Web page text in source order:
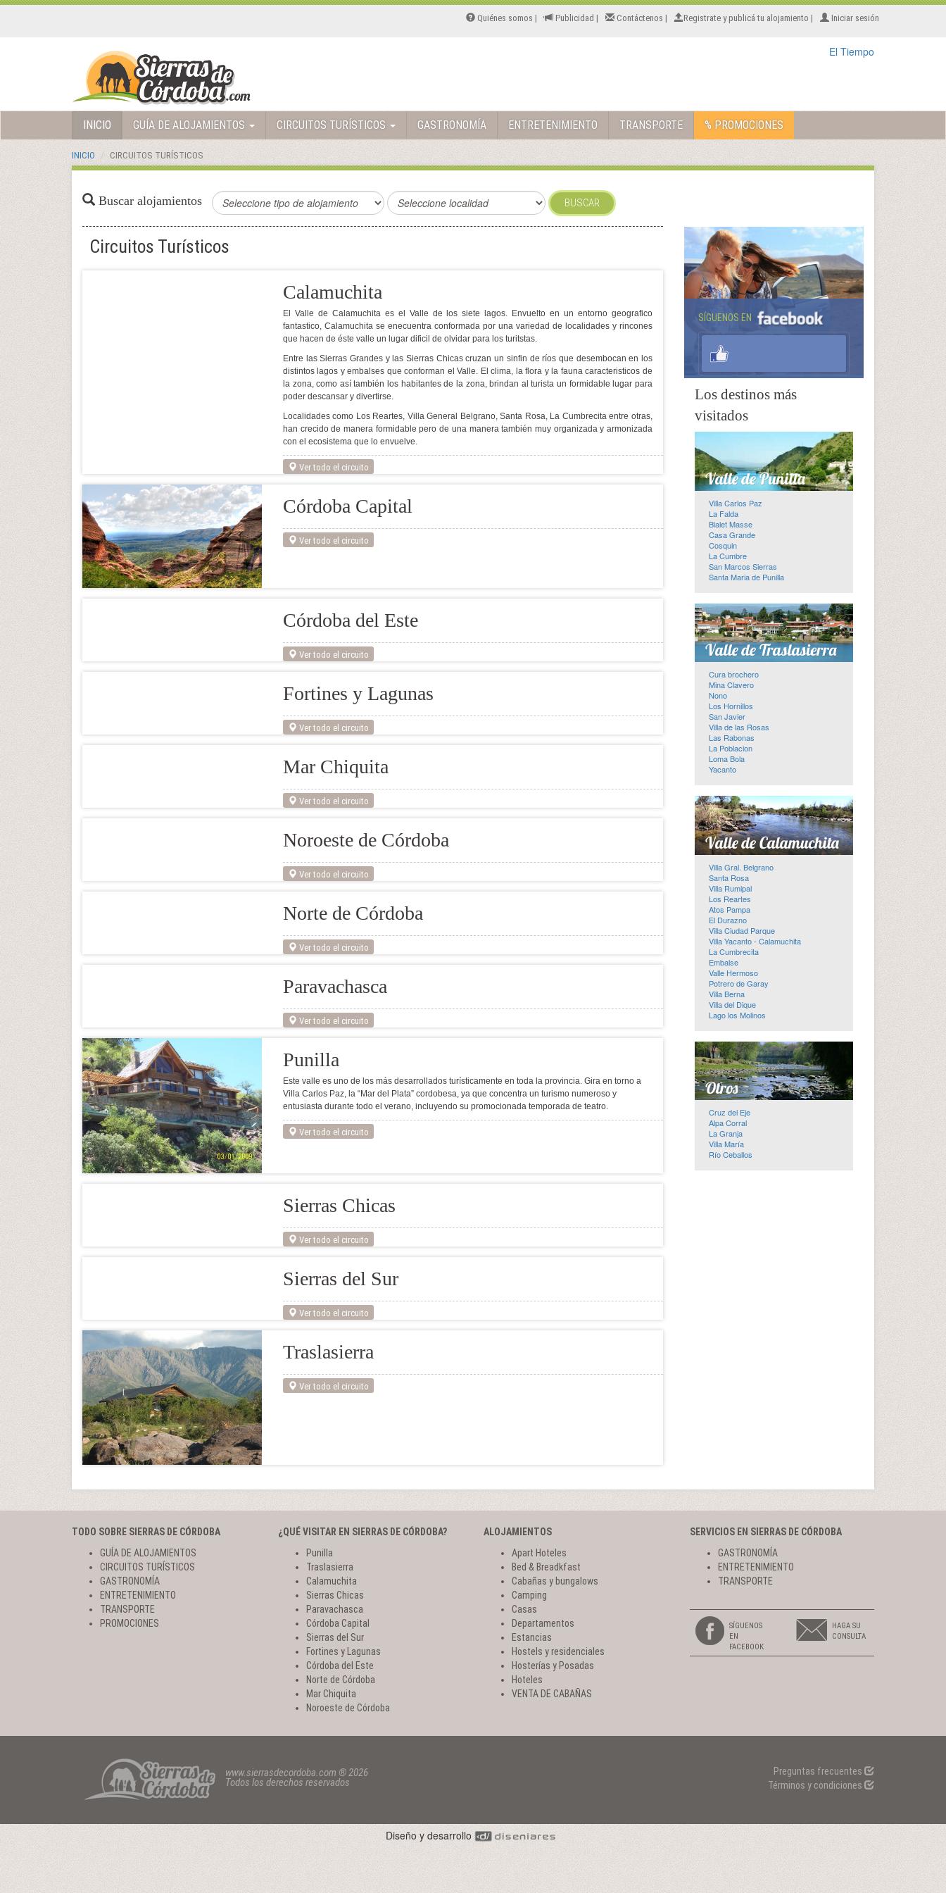
Quiénes somos | Publicidad | Contáctenos | Registrate y publicá tu alojamiento | Iniciar sesión
El Tiempo
INICIO GUÍA DE ALOJAMIENTOS CIRCUITOS TURÍSTICOS GASTRONOMÍA ENTRETENIMIENTO TRANSPORTE % PROMOCIONES
INICIO CIRCUITOS TURÍSTICOS
Buscar alojamientos BUSCAR
Circuitos Turísticos
Calamuchita
El Valle de Calamuchita es el Valle de los siete lagos. Envuelto en un entorno geografico
fantastico, Calamuchita se enecuentra conformada por una variedad de localidades y rincones
que hacen de éste valle un lugar dificil de olvidar para los turitstas.
Entre las Sierras Grandes y las Sierras Chicas cruzan un sinfin de ríos que desembocan en los
distintos lagos y embalses que conforman el Valle. El clima, la flora y la fauna caracteristicos de
la zona, como así también los habitantes de la zona, brindan al turista un formidable lugar para
poder descansar y divertirse.
Localidades como Los Reartes, Villa General Belgrano, Santa Rosa, La Cumbrecita entre otras,
han crecido de manera formidable pero de una manera también muy organizada y armonizada
con el ecosistema que lo envuelve.
Ver todo el circuito
Córdoba Capital
Ver todo el circuito
Córdoba del Este
Ver todo el circuito
Fortines y Lagunas
Ver todo el circuito
Mar Chiquita
Ver todo el circuito
Noroeste de Córdoba
Ver todo el circuito
Norte de Córdoba
Ver todo el circuito
Paravachasca
Ver todo el circuito
Punilla
Este valle es uno de los más desarrollados turísticamente en toda la provincia. Gira en torno a
Villa Carlos Paz, la “Mar del Plata” cordobesa, ya que concentra un turismo numeroso y
entusiasta durante todo el verano, incluyendo su promocionada temporada de teatro.
Ver todo el circuito
Sierras Chicas
Ver todo el circuito
Sierras del Sur
Ver todo el circuito
Traslasierra
Ver todo el circuito
SÍGUENOS EN
Los destinos más
visitados
Villa Carlos Paz
La Falda
Bialet Masse
Casa Grande
Cosquin
La Cumbre
San Marcos Sierras
Santa Maria de Punilla
Cura brochero
Mina Clavero
Nono
Los Hornillos
San Javier
Villa de las Rosas
Las Rabonas
La Poblacion
Loma Bola
Yacanto
Villa Gral. Belgrano
Santa Rosa
Villa Rumipal
Los Reartes
Atos Pampa
El Durazno
Villa Ciudad Parque
Villa Yacanto - Calamuchita
La Cumbrecita
Embalse
Valle Hermoso
Potrero de Garay
Villa Berna
Villa del Dique
Lago los Molinos
Cruz del Eje
Alpa Corral
La Granja
Villa María
Río Ceballos
TODO SOBRE SIERRAS DE CÓRDOBA
GUÍA DE ALOJAMIENTOS
CIRCUITOS TURÍSTICOS
GASTRONOMÍA
ENTRETENIMIENTO
TRANSPORTE
PROMOCIONES
¿QUÉ VISITAR EN SIERRAS DE CÓRDOBA?
Punilla
Traslasierra
Calamuchita
Sierras Chicas
Paravachasca
Córdoba Capital
Sierras del Sur
Fortines y Lagunas
Córdoba del Este
Norte de Córdoba
Mar Chiquita
Noroeste de Córdoba
ALOJAMIENTOS
Apart Hoteles
Bed & Breadkfast
Cabañas y bungalows
Camping
Casas
Departamentos
Estancias
Hostels y residenciales
Hosterías y Posadas
Hoteles
VENTA DE CABAÑAS
SERVICIOS EN SIERRAS DE CÓRDOBA
GASTRONOMÍA
ENTRETENIMIENTO
TRANSPORTE
SÍGUENOS
EN
FACEBOOK
HAGA SU
CONSULTA
www.sierrasdecordoba.com ® 2026
Todos los derechos reservados
Preguntas frecuentes
Términos y condiciones
Diseño y desarrollo